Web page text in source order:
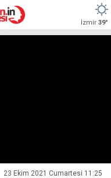
İzmir 39°
23 Ekim 2021 Cumartesi 11:25